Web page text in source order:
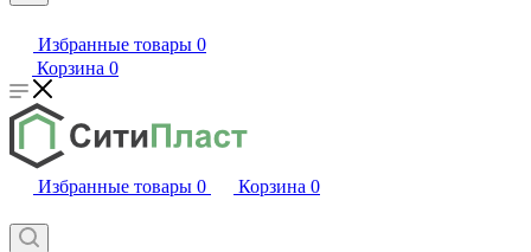
Избранные товары 0
Корзина 0
Избранные товары 0 Корзина 0